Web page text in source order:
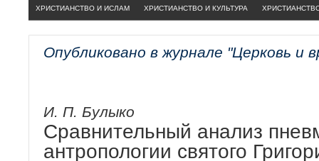
ХРИСТИАНСТВО И ИСЛАМ ХРИСТИАНСТВО И КУЛЬТУРА
Опубликовано в журнале "Церковь и
И. П. Булыко
Сравнительный анализ
антропологии святого